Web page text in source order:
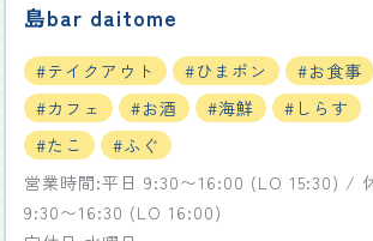
島bar daitome
#テイクアウト #ひまポン
#お食事
#カフェ
#お酒 #海鮮
#しらす
#たこ
#ふぐ
営業時間:平日 9:30〜16:00 (LO 15:30) /
9:30〜16:30 (LO 16:00)